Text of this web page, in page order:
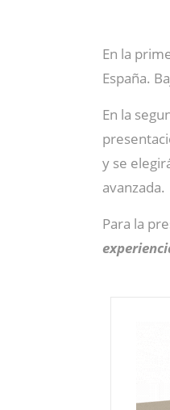
En la
España.
En la
y se
avanzada.
Para la